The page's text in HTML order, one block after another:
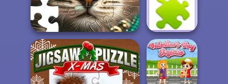
Favorite Puzzles
Paddington
Jigsaw
Collections